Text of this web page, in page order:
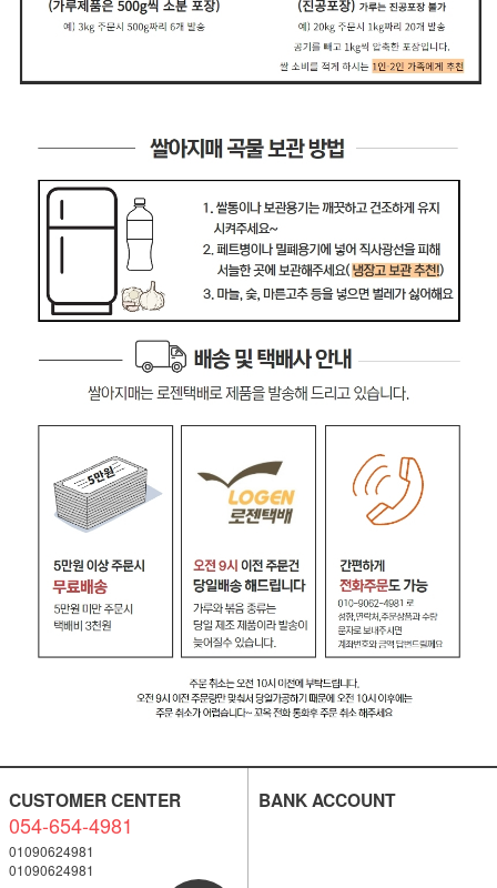
CUSTOMER CENTER
054-654-4981
01090624981
01090624981
BANK ACCOUNT